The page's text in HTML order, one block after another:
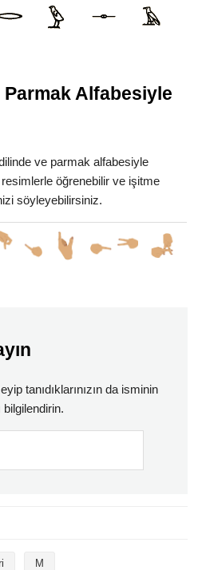
Alfabesiyle
ve parmak alfabesiyle
resimlerle öğrenebilir ve işitme
söyleyebilirsiniz.
tanıdıklarınızın da isminin
bilgilendirin.
M